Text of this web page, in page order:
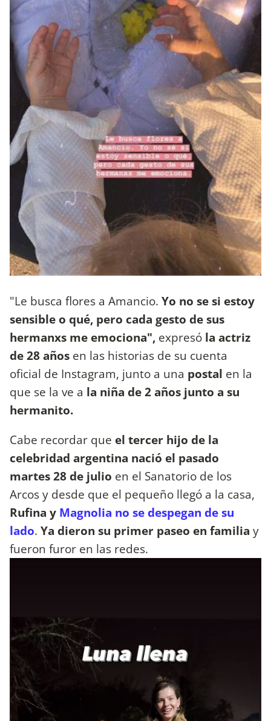
"Le busca flores a Amancio. Yo no se si estoy
sensible o qué, pero cada gesto de sus
hermanxs me emociona", expresó la actriz
de 28 años en las historias de su cuenta
oficial de Instagram, junto a una postal en la
que se la ve a la niña de 2 años junto a su
hermanito.
Cabe recordar que el tercer hijo de la
celebridad argentina nació el pasado
martes 28 de julio en el Sanatorio de los
Arcos y desde que el pequeño llegó a la casa,
Rufina y Magnolia no se despegan de su
lado. Ya dieron su primer paseo en familia y
fueron furor en las redes.